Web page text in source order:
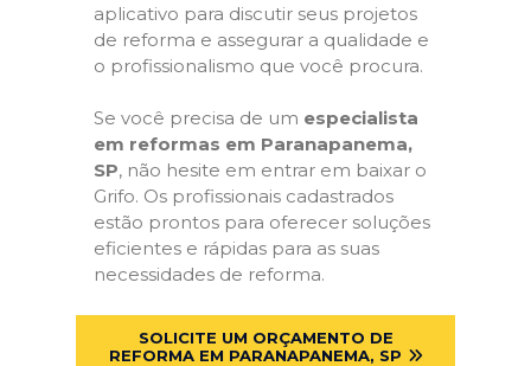
aplicativo para discutir seus projetos
de reforma e assegurar a qualidade e
o profissionalismo que você procura.
Se você precisa de um especialista
em reformas em Paranapanema,
SP, não hesite em entrar em baixar o
Grifo. Os profissionais cadastrados
estão prontos para oferecer soluções
eficientes e rápidas para as suas
necessidades de reforma.
SOLICITE UM ORÇAMENTO DE
REFORMA EM PARANAPANEMA, SP